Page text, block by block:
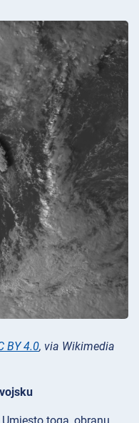
BY 4.0, via Wikimedia
toga, obranu